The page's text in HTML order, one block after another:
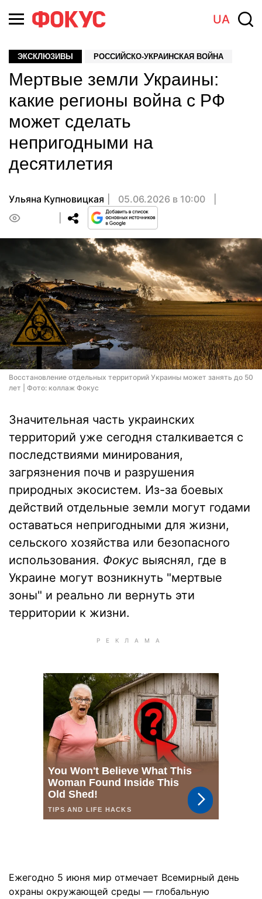
UA
ЭКСКЛЮЗИВЫ РОССИЙСКО-УКРАИНСКАЯ ВОЙНА
Мертвые земли Украины:
какие регионы война с РФ
может сделать
непригодными на
десятилетия
Ульяна Купновицкая
05.06.2026 в 10:00
Восстановление отдельных территорий Украины может занять до 50
лет | Фото: коллаж Фокус
Значительная часть украинских
территорий уже сегодня сталкивается с
последствиями минирования,
загрязнения почв и разрушения
природных экосистем. Из-за боевых
действий отдельные земли могут годами
оставаться непригодными для жизни,
сельского хозяйства или безопасного
использования. Фокус выяснял, где в
Украине могут возникнуть "мертвые
зоны" и реально ли вернуть эти
территории к жизни.
Ежегодно 5 июня мир отмечает Всемирный день
охраны окружающей среды — глобальную